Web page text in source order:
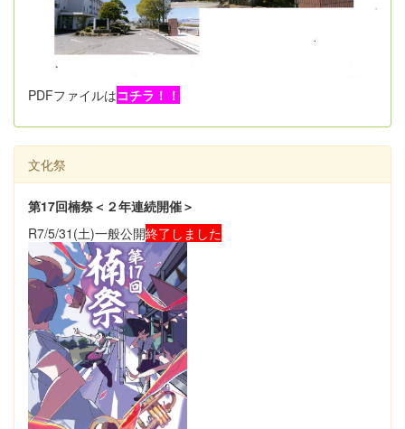
PDFファイルはコチラ！！
文化祭
第17回楠祭＜２年連続開催＞
R7/5/31(土)一般公開終了しました